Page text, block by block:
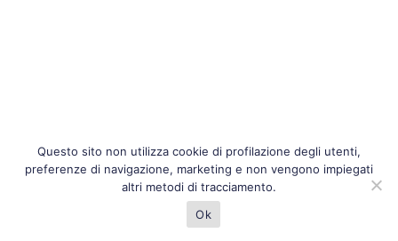
Questo sito non utilizza cookie di profilazione degli utenti,
preferenze di navigazione, marketing e non vengono impiegati
altri metodi di tracciamento.
Ok